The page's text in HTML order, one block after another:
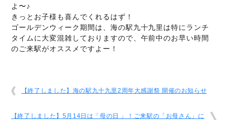
よ〜♪
きっとお子様も喜んでくれるはず！
ゴールデンウィーク期間は、海の駅九十九里は特にランチ
タイムに大変混雑しておりますので、午前中のお早い時間
のご来駅がオススメですよー！
【終了しました】海の駅九十九里2周年大感謝祭 開催のお知らせ
【終了しました】5月14日は「母の日 」！ご来駅の「お母さん」に